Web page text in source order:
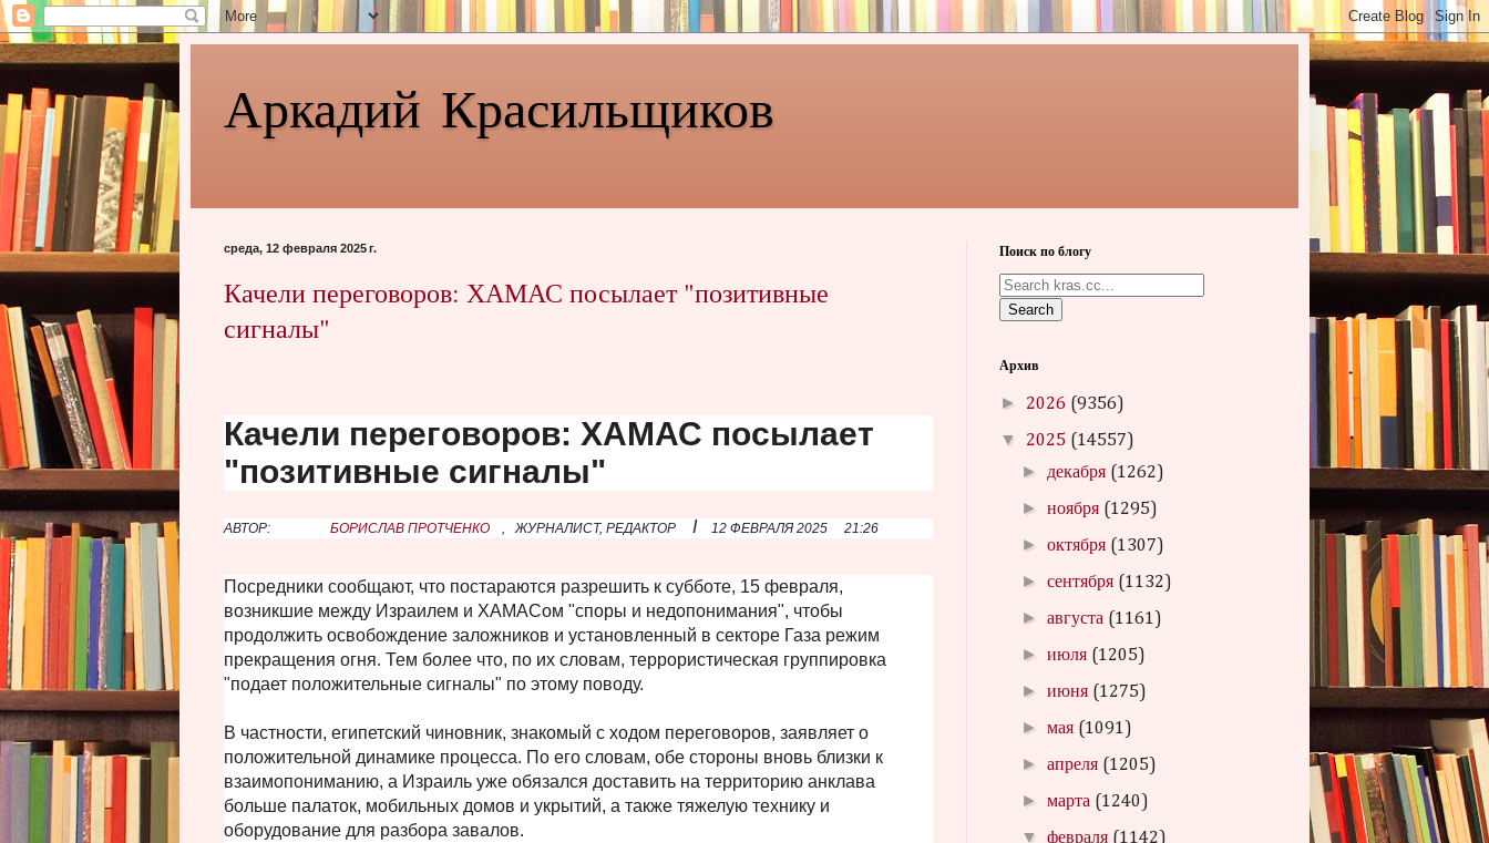
Аркадий Красильщиков
среда, 12 февраля 2025 г.
Качели переговоров: ХАМАС посылает "позитивные
сигналы"
Качели переговоров: ХАМАС посылает
"позитивные сигналы"
АВТОР: БОРИСЛАВ ПРОТЧЕНКО , ЖУРНАЛИСТ, РЕДАКТОР I 12 ФЕВРАЛЯ 2025 21:26
Посредники сообщают, что постараются разрешить к субботе, 15 февраля,
возникшие между Израилем и ХАМАСом "споры и недопонимания", чтобы
продолжить освобождение заложников и установленный в секторе Газа режим
прекращения огня. Тем более что, по их словам, террористическая группировка
"подает положительные сигналы" по этому поводу.
В частности, египетский чиновник, знакомый с ходом переговоров, заявляет о
положительной динамике процесса. По его словам, обе стороны вновь близки к
взаимопониманию, а Израиль уже обязался доставить на территорию анклава
больше палаток, мобильных домов и укрытий, а также тяжелую технику и
оборудование для разбора завалов.
Поиск по блогу
Search
Архив
► 2026 (9356)
▼ 2025 (14557)
► декабря (1262)
►ноября (1295)
►октября (1307)
►сентября (1132)
►августа (1161)
►июля (1205)
►июня (1275)
►мая (1091)
►апреля (1205)
►марта (1240)
▼февраля (1142)